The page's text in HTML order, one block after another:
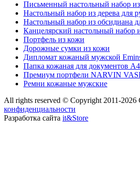
Письменный настольный набор
Настольный набор из дерева для
Настольный набор из обсидиана
Канцелярский настольный набор
Портфель из кожи
Дорожные сумки из кожи
Дипломат кожаный мужской
Папка кожаная для документов А4
Премиум портфели NARVIN
Ремни кожаные мужские
All rights reserved © Copyright 2011-2026
конфиденциальности
Разработка сайта it&Store